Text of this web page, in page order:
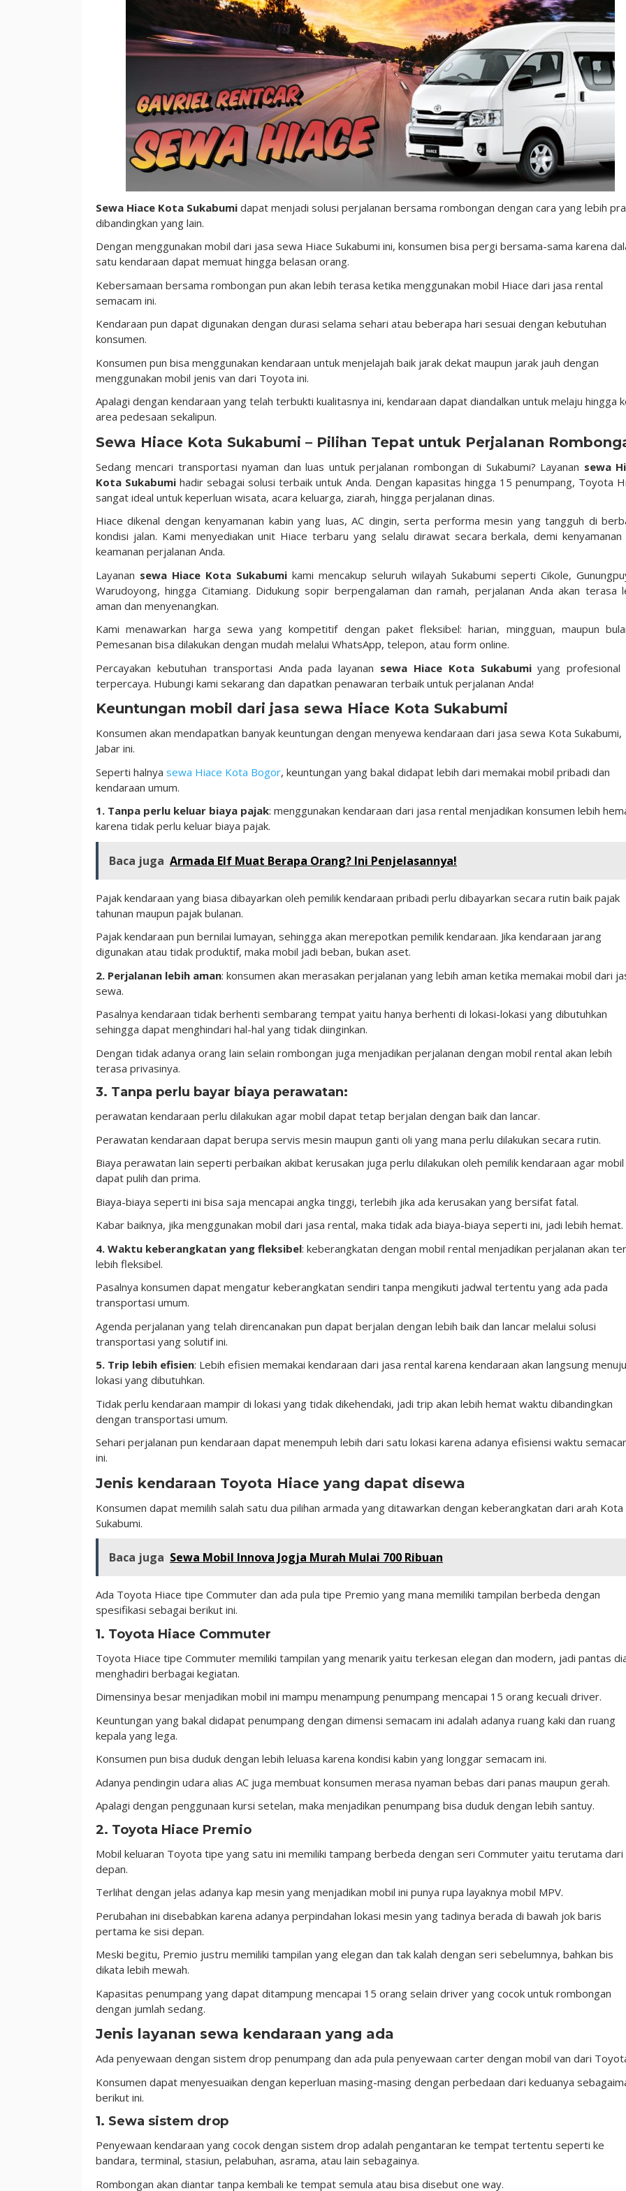
Sewa Hiace Kota Sukabumi dapat menjadi solusi perjalanan bersama rombongan dengan cara yang lebih
dibandingkan yang lain.
Dengan menggunakan mobil dari jasa sewa Hiace Sukabumi ini, konsumen bisa pergi bersama-sama karena
satu kendaraan dapat memuat hingga belasan orang.
Kebersamaan bersama rombongan pun akan lebih terasa ketika menggunakan mobil Hiace dari jasa rental
semacam ini.
Kendaraan pun dapat digunakan dengan durasi selama sehari atau beberapa hari sesuai dengan kebutuhan
konsumen.
Konsumen pun bisa menggunakan kendaraan untuk menjelajah baik jarak dekat maupun jarak jauh dengan
menggunakan mobil jenis van dari Toyota ini.
Apalagi dengan kendaraan yang telah terbukti kualitasnya ini, kendaraan dapat diandalkan untuk melaju hingga
area pedesaan sekalipun.
Sewa Hiace Kota Sukabumi – Pilihan Tepat untuk Perjalanan
Sedang mencari transportasi nyaman dan luas untuk perjalanan rombongan di Sukabumi? Layanan sewa
Kota Sukabumi hadir sebagai solusi terbaik untuk Anda. Dengan kapasitas hingga 15 penumpang, Toyota
sangat ideal untuk keperluan wisata, acara keluarga, ziarah, hingga perjalanan dinas.
Hiace dikenal dengan kenyamanan kabin yang luas, AC dingin, serta performa mesin yang tangguh di
kondisi jalan. Kami menyediakan unit Hiace terbaru yang selalu dirawat secara berkala, demi kenyamanan
keamanan perjalanan Anda.
Layanan sewa Hiace Kota Sukabumi kami mencakup seluruh wilayah Sukabumi seperti Cikole,
Warudoyong, hingga Citamiang. Didukung sopir berpengalaman dan ramah, perjalanan Anda akan terasa
aman dan menyenangkan.
Kami menawarkan harga sewa yang kompetitif dengan paket fleksibel: harian, mingguan, maupun
Pemesanan bisa dilakukan dengan mudah melalui WhatsApp, telepon, atau form online.
Percayakan kebutuhan transportasi Anda pada layanan sewa Hiace Kota Sukabumiyang profesional
terpercaya. Hubungi kami sekarang dan dapatkan penawaran terbaik untuk perjalanan Anda!
Keuntungan mobil dari jasa sewa Hiace Kota Sukabumi
Konsumen akan mendapatkan banyak keuntungan dengan menyewa kendaraan dari jasa sewa Kota Sukabumi,
Jabar ini.
Seperti halnya sewa Hiace Kota Bogor, keuntungan yang bakal didapat lebih dari memakai mobil pribadi dan
kendaraan umum.
1. Tanpa perlu keluar biaya pajak: menggunakan kendaraan dari jasa rental menjadikan konsumen lebih
karena tidak perlu keluar biaya pajak.
Baca juga Armada Elf Muat Berapa Orang? Ini Penjelasannya!
Pajak kendaraan yang biasa dibayarkan oleh pemilik kendaraan pribadi perlu dibayarkan secara rutin baik pajak
tahunan maupun pajak bulanan.
Pajak kendaraan pun bernilai lumayan, sehingga akan merepotkan pemilik kendaraan. Jika kendaraan jarang
digunakan atau tidak produktif, maka mobil jadi beban, bukan aset.
2. Perjalanan lebih aman: konsumen akan merasakan perjalanan yang lebih aman ketika memakai mobil dari
sewa.
Pasalnya kendaraan tidak berhenti sembarang tempat yaitu hanya berhenti di lokasi-lokasi yang dibutuhkan
sehingga dapat menghindari hal-hal yang tidak diinginkan.
Dengan tidak adanya orang lain selain rombongan juga menjadikan perjalanan dengan mobil rental akan lebih
terasa privasinya.
3. Tanpa perlu bayar biaya perawatan:
perawatan kendaraan perlu dilakukan agar mobil dapat tetap berjalan dengan baik dan lancar.
Perawatan kendaraan dapat berupa servis mesin maupun ganti oli yang mana perlu dilakukan secara rutin.
Biaya perawatan lain seperti perbaikan akibat kerusakan juga perlu dilakukan oleh pemilik kendaraan agar mobil
dapat pulih dan prima.
Biaya-biaya seperti ini bisa saja mencapai angka tinggi, terlebih jika ada kerusakan yang bersifat fatal.
Kabar baiknya, jika menggunakan mobil dari jasa rental, maka tidak ada biaya-biaya seperti ini, jadi lebih hemat.
4. Waktu keberangkatan yang fleksibel: keberangkatan dengan mobil rental menjadikan perjalanan akan
lebih fleksibel.
Pasalnya konsumen dapat mengatur keberangkatan sendiri tanpa mengikuti jadwal tertentu yang ada pada
transportasi umum.
Agenda perjalanan yang telah direncanakan pun dapat berjalan dengan lebih baik dan lancar melalui solusi
transportasi yang solutif ini.
5. Trip lebih efisien: Lebih efisien memakai kendaraan dari jasa rental karena kendaraan akan langsung menuju
lokasi yang dibutuhkan.
Tidak perlu kendaraan mampir di lokasi yang tidak dikehendaki, jadi trip akan lebih hemat waktu dibandingkan
dengan transportasi umum.
Sehari perjalanan pun kendaraan dapat menempuh lebih dari satu lokasi karena adanya efisiensi waktu
ini.
Jenis kendaraan Toyota Hiace yang dapat disewa
Konsumen dapat memilih salah satu dua pilihan armada yang ditawarkan dengan keberangkatan dari arah Kota
Sukabumi.
Baca juga Sewa Mobil Innova Jogja Murah Mulai 700 Ribuan
Ada Toyota Hiace tipe Commuter dan ada pula tipe Premio yang mana memiliki tampilan berbeda dengan
spesifikasi sebagai berikut ini.
1. Toyota Hiace Commuter
Toyota Hiace tipe Commuter memiliki tampilan yang menarik yaitu terkesan elegan dan modern, jadi pantas
menghadiri berbagai kegiatan.
Dimensinya besar menjadikan mobil ini mampu menampung penumpang mencapai 15 orang kecuali driver.
Keuntungan yang bakal didapat penumpang dengan dimensi semacam ini adalah adanya ruang kaki dan ruang
kepala yang lega.
Konsumen pun bisa duduk dengan lebih leluasa karena kondisi kabin yang longgar semacam ini.
Adanya pendingin udara alias AC juga membuat konsumen merasa nyaman bebas dari panas maupun gerah.
Apalagi dengan penggunaan kursi setelan, maka menjadikan penumpang bisa duduk dengan lebih santuy.
2. Toyota Hiace Premio
Mobil keluaran Toyota tipe yang satu ini memiliki tampang berbeda dengan seri Commuter yaitu terutama dari
depan.
Terlihat dengan jelas adanya kap mesin yang menjadikan mobil ini punya rupa layaknya mobil MPV.
Perubahan ini disebabkan karena adanya perpindahan lokasi mesin yang tadinya berada di bawah jok baris
pertama ke sisi depan.
Meski begitu, Premio justru memiliki tampilan yang elegan dan tak kalah dengan seri sebelumnya, bahkan bis
dikata lebih mewah.
Kapasitas penumpang yang dapat ditampung mencapai 15 orang selain driver yang cocok untuk rombongan
dengan jumlah sedang.
Jenis layanan sewa kendaraan yang ada
Ada penyewaan dengan sistem drop penumpang dan ada pula penyewaan carter dengan mobil van dari
Konsumen dapat menyesuaikan dengan keperluan masing-masing dengan perbedaan dari keduanya
berikut ini.
1. Sewa sistem drop
Penyewaan kendaraan yang cocok dengan sistem drop adalah pengantaran ke tempat tertentu seperti ke
bandara, terminal, stasiun, pelabuhan, asrama, atau lain sebagainya.
Rombongan akan diantar tanpa kembali ke tempat semula atau bisa disebut one way.